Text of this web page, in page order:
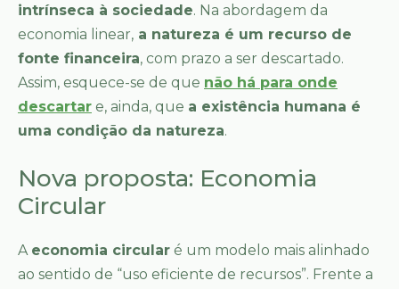
intrínseca à sociedade. Na abordagem da
economia linear, a natureza é um recurso de
fonte financeira, com prazo a ser descartado.
Assim, esquece-se de que não há para onde
descartar e, ainda, que a existência humana é
uma condição da natureza.
Nova proposta: Economia
Circular
A economia circular é um modelo mais alinhado
ao sentido de “uso eficiente de recursos”. Frente a